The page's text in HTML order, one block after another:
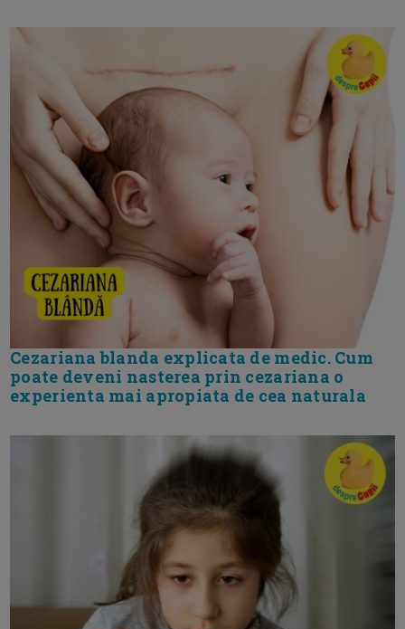
Cezariana blanda explicata de medic. Cum
poate deveni nasterea prin cezariana o
experienta mai apropiata de cea naturala